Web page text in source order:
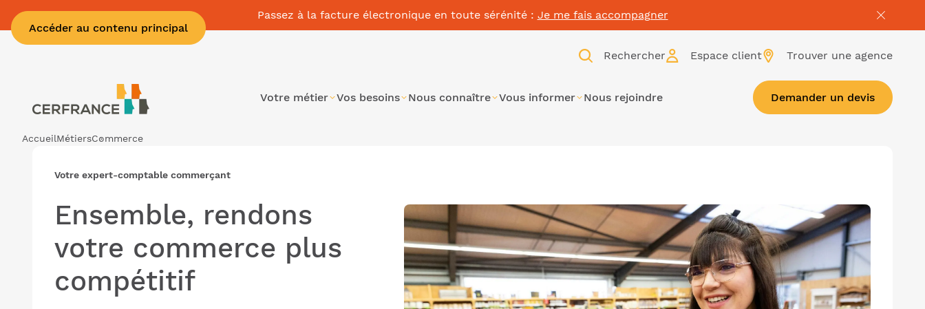
Accéder au contenu principal
Passez à la facture électronique en toute sérénité : Je me fais accompagner
Rechercher Espace client Trouver une agence
Votre métier Vos besoins Nous connaître Vous informer Nous rejoindre Demander un devis
AccueilMétiersCommerce
Votre expert-comptable commerçant
Ensemble, rendons
votre commerce plus
compétitif